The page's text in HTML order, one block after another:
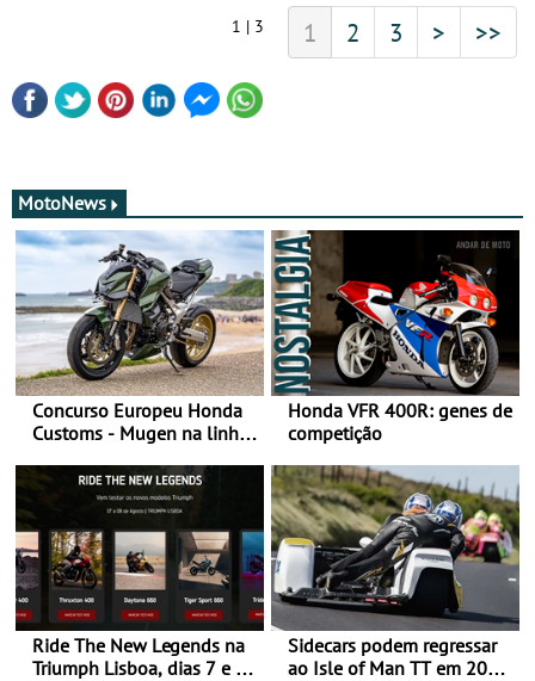
1 | 3 1 2 3 > >>
MotoNews
Concurso Europeu Honda
Customs - Mugen na linha
ganhar
Honda VFR 400R: genes de
competição
Ride The New Legends na
Triumph Lisboa, dias 7 e 8
Sidecars podem regressar
ao Isle of Man TT em 2027